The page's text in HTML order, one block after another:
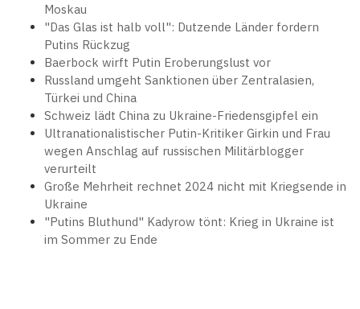
Moskau
"Das Glas ist halb voll": Dutzende Länder fordern
Putins Rückzug
Baerbock wirft Putin Eroberungslust vor
Russland umgeht Sanktionen über Zentralasien,
Türkei und China
Schweiz lädt China zu Ukraine-Friedensgipfel ein
Ultranationalistischer Putin-Kritiker Girkin und Frau
wegen Anschlag auf russischen Militärblogger
verurteilt
Große Mehrheit rechnet 2024 nicht mit Kriegsende in
Ukraine
"Putins Bluthund" Kadyrow tönt: Krieg in Ukraine ist
im Sommer zu Ende